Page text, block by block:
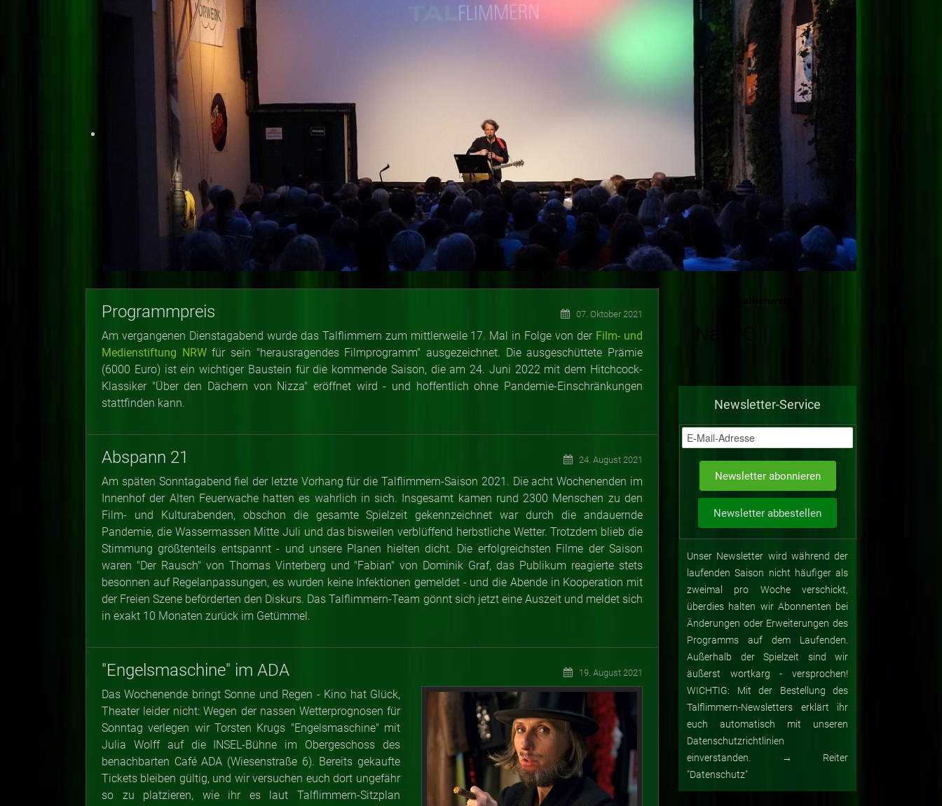
Programmpreis 07. Oktober 2021
Am vergangenen Dienstagabend wurde das Talflimmern zum mittlerweile 17. Mal in Folge von der Film- und
Medienstiftung NRWfür sein "herausragendes Filmprogramm" ausgezeichnet. Die ausgeschüttete Prämie
(6000 Euro) ist ein wichtiger Baustein für die kommende Saison, die am 24. Juni 2022 mit dem Hitchcock-
Klassiker "Über den Dächern von Nizza" eröffnet wird - und hoffentlich ohne Pandemie-Einschränkungen
stattfinden kann.
Abspann 21 24. August 2021
Am späten Sonntagabend fiel der letzte Vorhang für die Talflimmern-Saison 2021. Die acht Wochenenden im
Innenhof der Alten Feuerwache hatten es wahrlich in sich. Insgesamt kamen rund 2300 Menschen zu den
Film- und Kulturabenden, obschon die gesamte Spielzeit gekennzeichnet war durch die andauernde
Pandemie, die Wassermassen Mitte Juli und das bisweilen verblüffend herbstliche Wetter. Trotzdem blieb die
Stimmung größtenteils entspannt - und unsere Planen hielten dicht. Die erfolgreichsten Filme der Saison
waren "Der Rausch" von Thomas Vinterberg und "Fabian" von Dominik Graf, das Publikum reagierte stets
besonnen auf Regelanpassungen, es wurden keine Infektionen gemeldet - und die Abende in Kooperation mit
der Freien Szene beförderten den Diskurs. Das Talflimmern-Team gönnt sich jetzt eine Auszeit und meldet sich
in exakt 10 Monaten zurück im Getümmel.
"Engelsmaschine" im ADA 19. August 2021
Das Wochenende bringt Sonne und Regen - Kino hat Glück,
Theater leider nicht: Wegen der nassen Wetterprognosen für
Sonntag verlegen wir Torsten Krugs "Engelsmaschine" mit
Julia Wolff auf die INSEL-Bühne im Obergeschoss des
benachbarten Café ADA (Wiesenstraße 6). Bereits gekaufte
Tickets bleiben gültig, und wir versuchen euch dort ungefähr
so zu platzieren, wie ihr es laut Talflimmern-Sitzplan
Newsletter-Service
Unser Newsletter wird während der
laufenden Saison nicht häufiger als
zweimal pro Woche verschickt,
überdies halten wir Abonnenten bei
Änderungen oder Erweiterungen des
Programms auf dem Laufenden.
Außerhalb der Spielzeit sind wir
äußerst wortkarg - versprochen!
WICHTIG: Mit der Bestellung des
Talflimmern-Newsletters erklärt ihr
euch automatisch mit unseren
Datenschutzrichtlinien
einverstanden. → Reiter
"Datenschutz"